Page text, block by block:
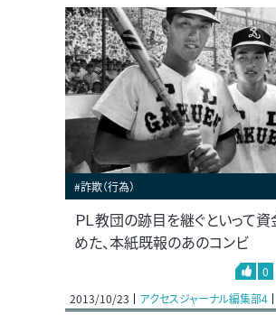
#詐欺（行為）
ＰＬ教団の跡目を継ぐといって
めた、本紙既報のあのコンビ
0
2013/10/23
アクセスジャーナル編集部4